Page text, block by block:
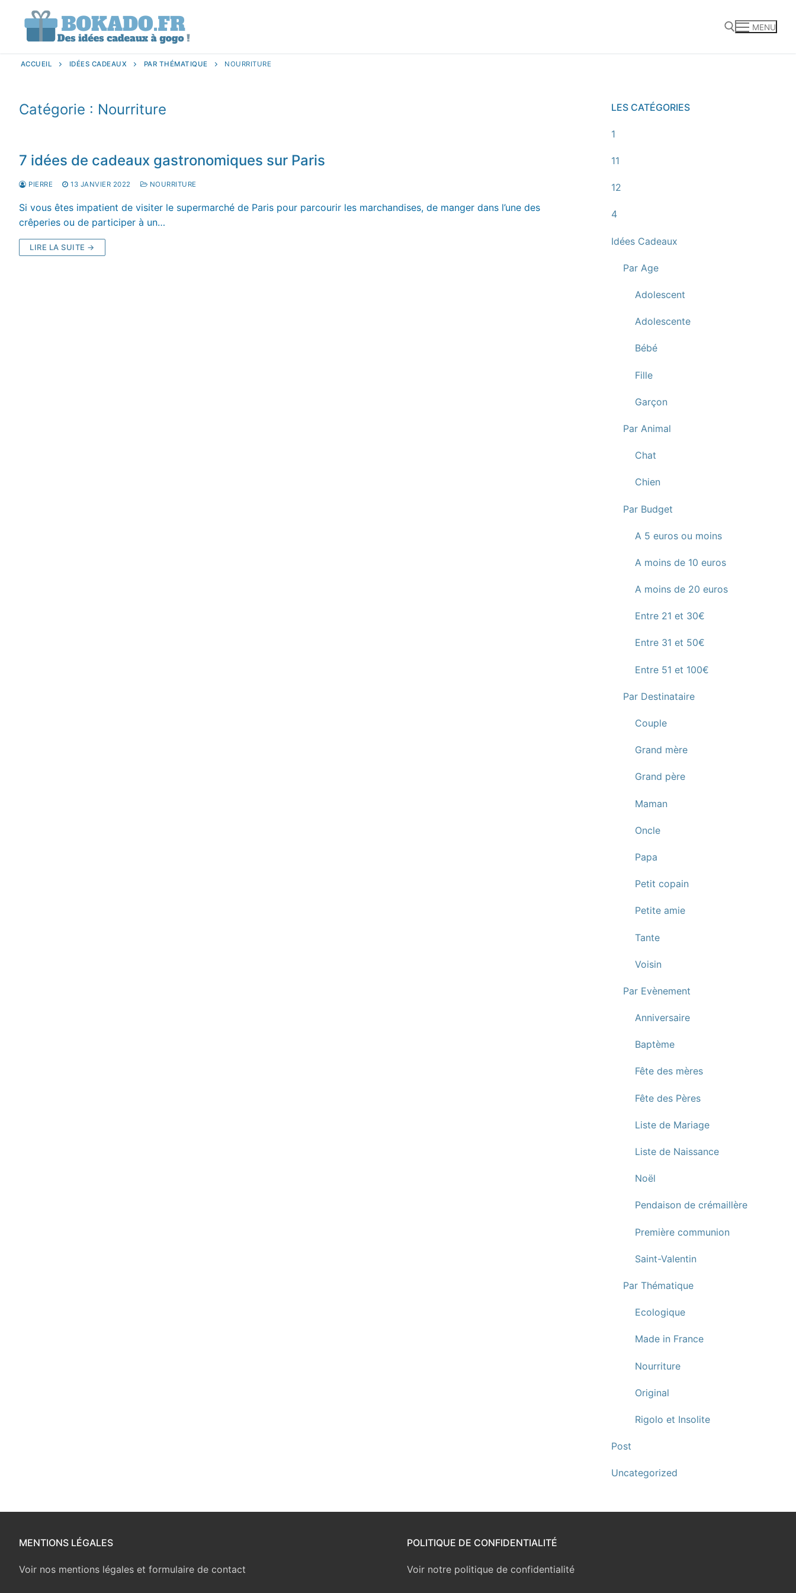
MENU
ACCUEIL IDÉES CADEAUX PAR THÉMATIQUE NOURRITURE
Catégorie : Nourriture
7 idées de cadeaux gastronomiques sur Paris
PIERRE 13 JANVIER 2022 NOURRITURE
Si vous êtes impatient de visiter le supermarché de Paris pour parcourir les marchandises, de manger dans l’une des
crêperies ou de participer à un…
LIRE LA SUITE →
LES CATÉGORIES
1
11
12
4
Idées Cadeaux
Par Age
Adolescent
Adolescente
Bébé
Fille
Garçon
Par Animal
Chat
Chien
Par Budget
A 5 euros ou moins
A moins de 10 euros
A moins de 20 euros
Entre 21 et 30€
Entre 31 et 50€
Entre 51 et 100€
Par Destinataire
Couple
Grand mère
Grand père
Maman
Oncle
Papa
Petit copain
Petite amie
Tante
Voisin
Par Evènement
Anniversaire
Baptème
Fête des mères
Fête des Pères
Liste de Mariage
Liste de Naissance
Noël
Pendaison de crémaillère
Première communion
Saint-Valentin
Par Thématique
Ecologique
Made in France
Nourriture
Original
Rigolo et Insolite
Post
Uncategorized
MENTIONS LÉGALES
Voir nos mentions légales et formulaire de contact
POLITIQUE DE CONFIDENTIALITÉ
Voir notre politique de confidentialité